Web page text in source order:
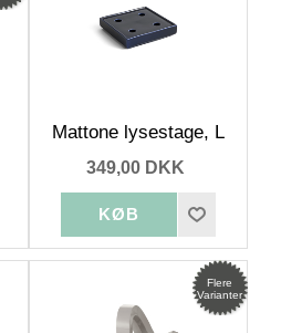
Mattone lysestage, L
349,00 DKK
Flere
Varianter